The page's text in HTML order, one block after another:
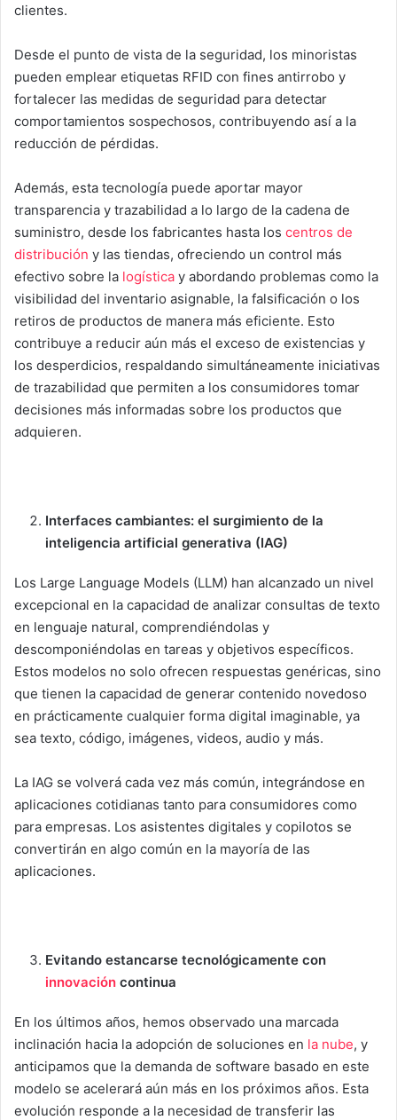
clientes.
Desde el punto de vista de la seguridad, los minoristas
pueden emplear etiquetas RFID con fines antirrobo y
fortalecer las medidas de seguridad para detectar
comportamientos sospechosos, contribuyendo así a la
reducción de pérdidas.
Además, esta tecnología puede aportar mayor
transparencia y trazabilidad a lo largo de la cadena de
suministro, desde los fabricantes hasta los centros de
distribución y las tiendas, ofreciendo un control más
efectivo sobre la logística y abordando problemas como la
visibilidad del inventario asignable, la falsificación o los
retiros de productos de manera más eficiente. Esto
contribuye a reducir aún más el exceso de existencias y
los desperdicios, respaldando simultáneamente iniciativas
de trazabilidad que permiten a los consumidores tomar
decisiones más informadas sobre los productos que
adquieren.
Interfaces cambiantes: el surgimiento de la
inteligencia artificial generativa (IAG)
Los Large Language Models (LLM) han alcanzado un nivel
excepcional en la capacidad de analizar consultas de texto
en lenguaje natural, comprendiéndolas y
descomponiéndolas en tareas y objetivos específicos.
Estos modelos no solo ofrecen respuestas genéricas, sino
que tienen la capacidad de generar contenido novedoso
en prácticamente cualquier forma digital imaginable, ya
sea texto, código, imágenes, videos, audio y más.
La IAG se volverá cada vez más común, integrándose en
aplicaciones cotidianas tanto para consumidores como
para empresas. Los asistentes digitales y copilotos se
convertirán en algo común en la mayoría de las
aplicaciones.
Evitando estancarse tecnológicamente con
innovación continua
En los últimos años, hemos observado una marcada
inclinación hacia la adopción de soluciones en la nube, y
anticipamos que la demanda de software basado en este
modelo se acelerará aún más en los próximos años. Esta
evolución responde a la necesidad de transferir las